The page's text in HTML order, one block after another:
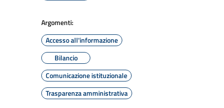
Argomenti:
Accesso all'informazione
Bilancio
Comunicazione istituzionale
Trasparenza amministrativa